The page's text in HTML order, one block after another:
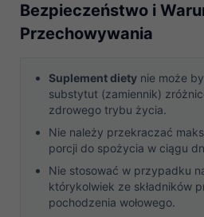
Bezpieczeństwo i
Przechowywania
Suplement diety nie może
substytut (zamiennik)
zdrowego trybu życia.
Nie należy przekraczać
porcji do spożycia w ciągu
Nie stosować w przypadku
którykolwiek ze składników
pochodzenia wołowego.